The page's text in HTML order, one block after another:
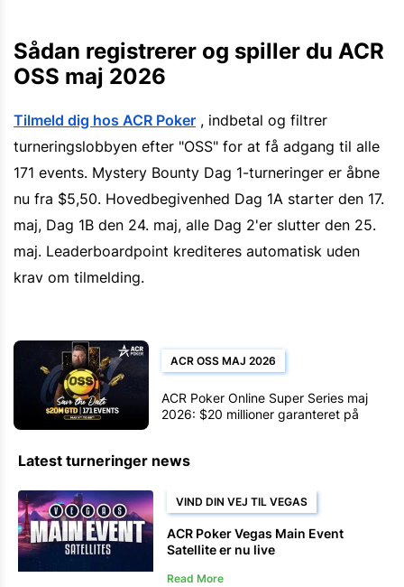
Sådan registrerer og spiller du ACR
OSS maj 2026
Tilmeld dig hos ACR Poker , indbetal og filtrer
turneringslobbyen efter "OSS" for at få adgang til alle
171 events. Mystery Bounty Dag 1-turneringer er åbne
nu fra $5,50. Hovedbegivenhed Dag 1A starter den 17.
maj, Dag 1B den 24. maj, alle Dag 2'er slutter den 25.
maj. Leaderboardpoint krediteres automatisk uden
krav om tilmelding.
ACR OSS MAJ 2026
ACR Poker Online Super Series maj
2026: $20 millioner garanteret på
Latest turneringer news
VIND DIN VEJ TIL VEGAS
ACR Poker Vegas Main Event
Satellite er nu live
Read More